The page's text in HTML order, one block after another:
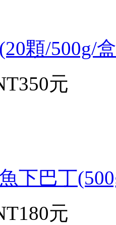
顆/500g/
元
下巴丁
元